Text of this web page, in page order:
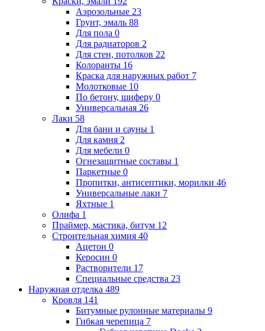
Аэрозольные 23
Грунт, эмаль 88
Для пола 0
Для радиаторов 2
Для стен, потолков 22
Колоранты 16
Краска для наружных работ 7
Молотковые 10
По бетону, шиферу 0
Универсальная 26
Лаки 58
Для бани и сауны 1
Для камня 2
Для мебели 0
Огнезащитные составы 1
Паркетные 0
Пропитки, антисептики, морилки 46
Универсальные лаки 7
Яхтные 1
Олифа 1
Праймер, мастика, битум 12
Строительная химия 40
Ацетон 0
Керосин 0
Растворители 17
Специальные средства 23
Наружная отделка 489
Кровля 141
Битумные рулонные материалы 9
Гибкая черепица 7